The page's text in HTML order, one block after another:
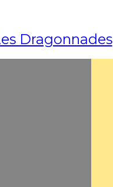
Dragonnades